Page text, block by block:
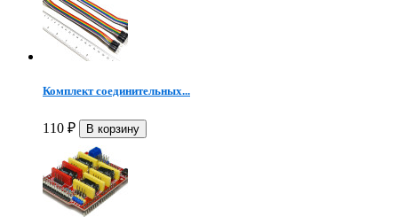
Комплект соединительных...
110 ₽